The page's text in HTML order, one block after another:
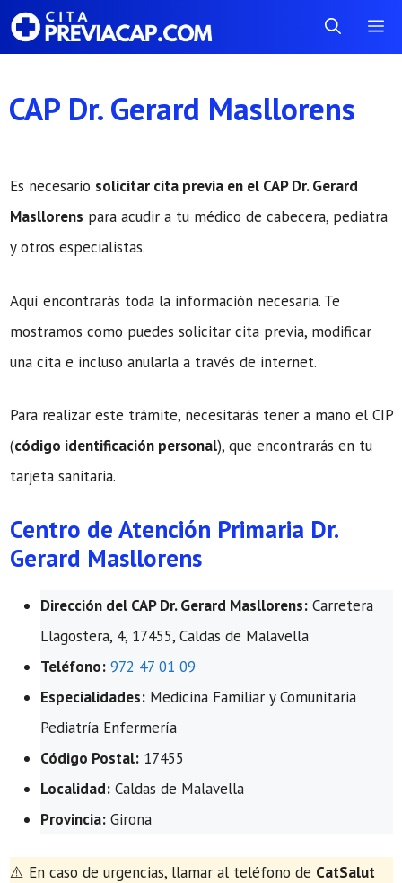
Saltar
CAP Dr. Gerard Masllorens
Es necesario solicitar cita previa en el CAP Dr. Gerard
Masllorens para acudir a tu médico de cabecera, pediatra
y otros especialistas.
Aquí encontrarás toda la información necesaria. Te
mostramos como puedes solicitar cita previa, modificar
una cita e incluso anularla a través de internet.
Para realizar este trámite, necesitarás tener a mano el CIP
(código identificación personal), que encontrarás en tu
tarjeta sanitaria.
Centro de Atención Primaria Dr.
Gerard Masllorens
Dirección del CAP Dr. Gerard Masllorens: Carretera
Llagostera, 4, 17455, Caldas de Malavella
Teléfono: 972 47 01 09
Especialidades: Medicina Familiar y Comunitaria
Pediatría Enfermería
Código Postal: 17455
Localidad: Caldas de Malavella
Provincia: Girona
​⚠️ En caso de urgencias, llamar al teléfono de CatSalut